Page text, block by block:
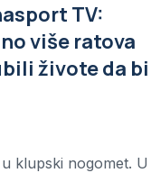
TV:
više ratova
živote da bi
klupski nogomet. U